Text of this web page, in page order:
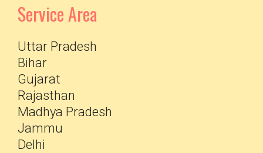
Service Area
Uttar Pradesh
Bihar
Gujarat
Rajasthan
Madhya Pradesh
Jammu
Delhi